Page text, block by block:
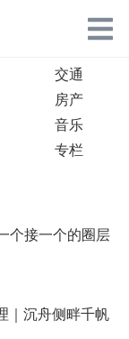
交通
房产
音乐
专栏
个接一个的圈层
｜沉舟侧畔千帆